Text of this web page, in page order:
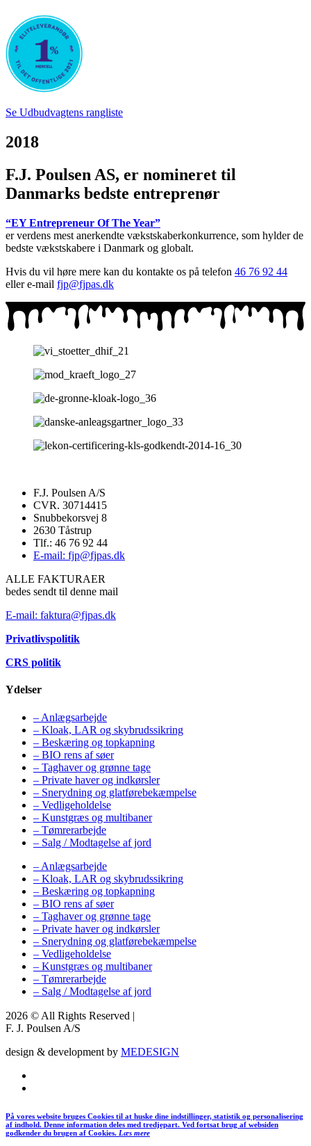
Se Udbudvagtens rangliste
2018
​F.J. Poulsen AS, er nomineret til
Danmarks bedste entreprenør
“EY Entrepreneur Of The Year”
er verdens mest anerkendte vækstskaberkonkurrence, som hylder de
bedste vækstskabere i Danmark og globalt.
Hvis du vil høre mere kan du kontakte os på telefon 46 76 92 44
eller e-mail fjp@fjpas.dk
F.J. Poulsen A/S
CVR. 30714415
Snubbekorsvej 8
2630 Tåstrup
Tlf.: 46 76 92 44
E-mail: fjp@fjpas.dk
ALLE FAKTURAER
bedes sendt til denne mail
E-mail: faktura@fjpas.dk
Privatlivspolitik
CRS politik
Ydelser
– Anlægsarbejde
– Kloak, LAR og skybrudssikring
– Beskæring og topkapning
– BIO rens af søer
– Taghaver og grønne tage
– Private haver og indkørsler
– Snerydning og glatførebekæmpelse
– Vedligeholdelse
– Kunstgræs og multibaner
– Tømrerarbejde
– Salg / Modtagelse af jord
– Anlægsarbejde
– Kloak, LAR og skybrudssikring
– Beskæring og topkapning
– BIO rens af søer
– Taghaver og grønne tage
– Private haver og indkørsler
– Snerydning og glatførebekæmpelse
– Vedligeholdelse
– Kunstgræs og multibaner
– Tømrerarbejde
– Salg / Modtagelse af jord
2026 © All Rights Reserved |
F. J. Poulsen A/S
design & development by MEDESIGN
På vores website bruges Cookies til at huske dine indstillinger, statistik og personalisering
af indhold. Denne information deles med tredjepart. Ved fortsat brug af websiden
godkender du brugen af Cookies. Læs mere